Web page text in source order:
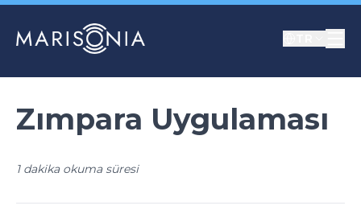
Zımpara Uygulaması
1 dakika okuma süresi